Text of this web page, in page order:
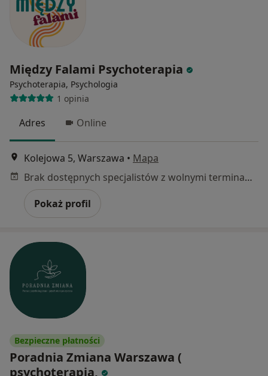
Między Falami Psychoterapia
Psychoterapia, Psychologia
1 opinia
Adres Online
Kolejowa 5, Warszawa • Mapa
Brak dostępnych specjalistów z wolnymi terminami w tym centrum medycznym.
Pokaż profil
Bezpieczne płatności
Poradnia Zmiana Warszawa (
psychoterapia,